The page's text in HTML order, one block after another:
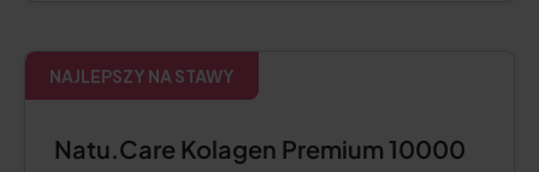
NAJLEPSZY NA STAWY
Natu.Care Kolagen Premium 10000